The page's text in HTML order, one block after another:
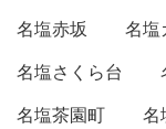
名塩赤坂
名塩
名塩さくら台
名塩茶園町
名